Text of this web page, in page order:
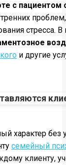
с
стресса.
и другие
характер
семейный
клиенту,